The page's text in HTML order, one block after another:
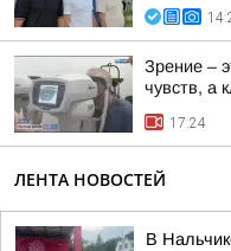
Зрение –
чувств, а
17:24
ЛЕНТА НОВОСТЕЙ
В